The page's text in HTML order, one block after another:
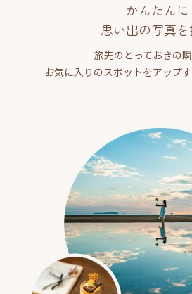
かんたんに
思い出の写真
旅先のとっておきの瞬
お気に入りのスポットをアップ